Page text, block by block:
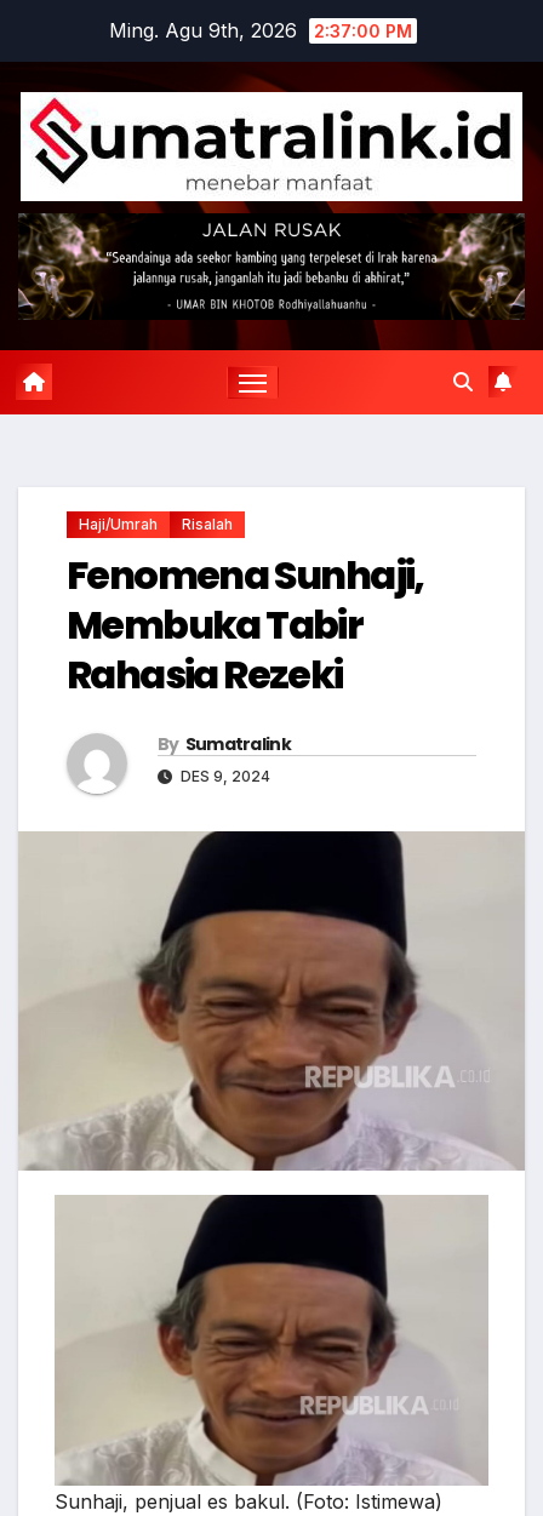
content
Ming. Agu 9th, 2026 2:37:01 PM
Haji/Umrah Risalah
Fenomena Sunhaji,
Membuka Tabir
Rahasia Rezeki
By Sumatralink
DES 9, 2024
Sunhaji, penjual es bakul. (Foto: Istimewa)